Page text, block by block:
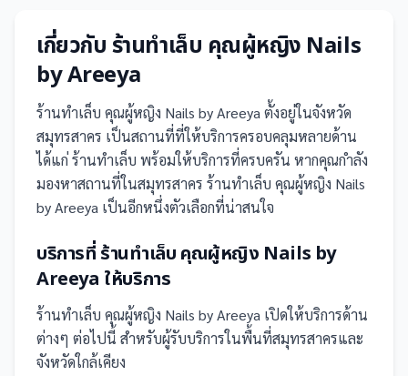
เกี่ยวกับร้านทำเล็บ คุณผู้หญิง Nails
by Areeya
ร้านทำเล็บ คุณผู้หญิง Nails by Areeya ตั้งอยู่ในจังหวัด
สมุทรสาคร เป็นสถานที่ที่ให้บริการครอบคลุมหลายด้าน
ได้แก่ ร้านทำเล็บ พร้อมให้บริการที่ครบครัน หากคุณกำลัง
มองหาสถานที่ในสมุทรสาคร ร้านทำเล็บ คุณผู้หญิง Nails
by Areeya เป็นอีกหนึ่งตัวเลือกที่น่าสนใจ
บริการที่ ร้านทำเล็บ คุณผู้หญิง Nails by
Areeya ให้บริการ
ร้านทำเล็บ คุณผู้หญิง Nails by Areeya เปิดให้บริการด้าน
ต่างๆ ต่อไปนี้ สำหรับผู้รับบริการในพื้นที่สมุทรสาครและ
จังหวัดใกล้เคียง